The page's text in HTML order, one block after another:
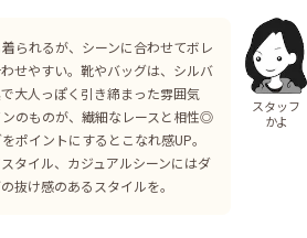
られるが、シーンに合わせてボレ
せやすい。靴やバッグは、シルバ
大人っぽく引き締まった雰囲気
のものが、繊細なレースと相性◎
ポイントにするとこなれ感UP。
タイル、カジュアルシーンにはダ
抜け感のあるスタイルを。
スタッフ
かよ